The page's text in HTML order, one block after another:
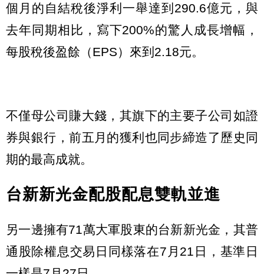
個月的自結稅後淨利一舉達到290.6億元，與
去年同期相比，寫下200%的驚人成長增幅，
每股稅後盈餘（EPS）來到2.18元。
不僅母公司賺大錢，其旗下的主要子公司如證
券與銀行，前五月的獲利也同步締造了歷史同
期的最高成就。
台新新光金配股配息雙軌並進
另一邊擁有71萬大軍股東的台新新光金，其普
通股除權息交易日同樣落在7月21日，基準日